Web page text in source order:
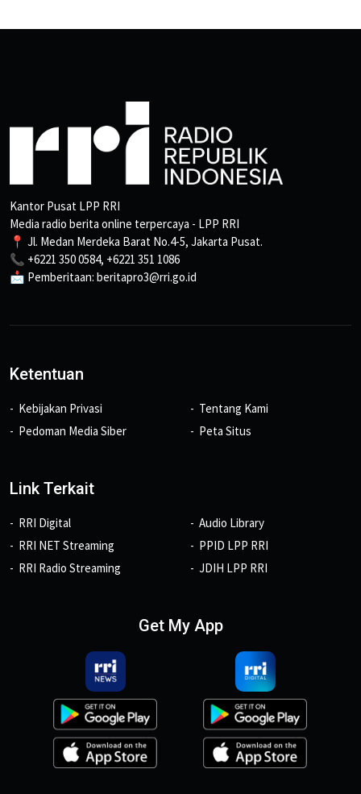
Kantor Pusat LPP RRI
Media radio berita online terpercaya - LPP RRI
📍 Jl. Medan Merdeka Barat No.4-5, Jakarta Pusat.
📞 +6221 350 0584, +6221 351 1086
📩 Pemberitaan: beritapro3@rri.go.id
Ketentuan
Kebijakan Privasi
Pedoman Media Siber
Tentang Kami
Peta Situs
Link Terkait
RRI Digital
RRI NET Streaming
RRI Radio Streaming
Audio Library
PPID LPP RRI
JDIH LPP RRI
Get My App